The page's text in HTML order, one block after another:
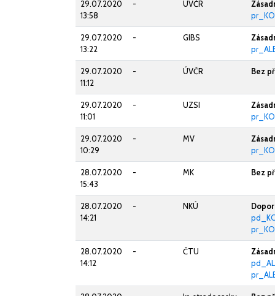
29.07.2020
13:58
- ÚVČR
29.07.2020
13:22
- GIBS
29.07.2020
11:12
- ÚVČR Bez
29.07.2020
11:01
- UZSI
29.07.2020
10:29
- MV
28.07.2020
15:43
- MK Bez
28.07.2020
14:21
- NKÚ
28.07.2020
14:12
- ČTU